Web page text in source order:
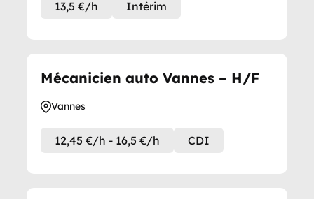
13,5 €/h Intérim
Mécanicien auto Vannes – H/F
Vannes
12,45 €/h - 16,5 €/h CDI